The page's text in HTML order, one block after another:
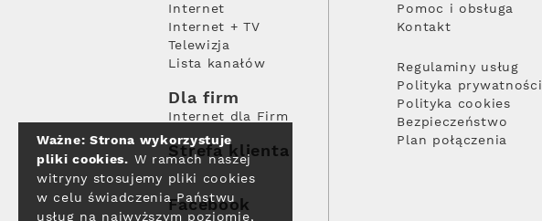
Internet
Internet + TV
Telewizja
Lista kanałów
Dla firm
Internet dla Firm
Strefa klienta
Facebook
Pomoc i obsługa
Kontakt
Regulaminy usług
Polityka prywatności
Polityka cookies
Bezpieczeństwo
Plan połączenia
Ważne: Strona wykorzystuje
pliki cookies. W ramach naszej
witryny stosujemy pliki cookies
w celu świadczenia Państwu
usług na najwyższym poziomie,